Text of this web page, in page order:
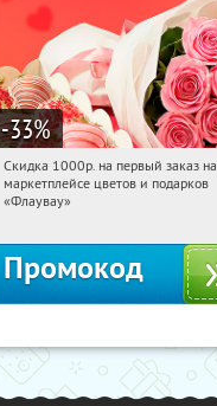
-33%
15:27:08 Получили:
Россия
Скидка 1000р. на первый заказ на
маркетплейсе цветов и подарков
«Флаувау»
Промокод